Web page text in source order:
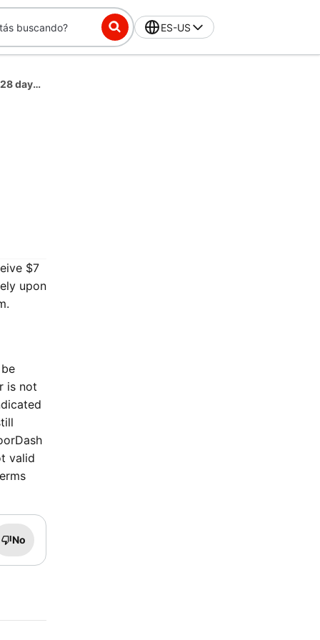
ES-US
DashPass-Exclusive Challenge: Place 3 orders in 28 days, get $7 off
$7
upon
is not
valid
No